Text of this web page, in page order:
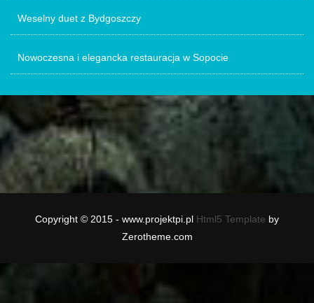
Weselny duet z Bydgoszczy
Nowoczesna i elegancka restauracja w Sopocie
Copyright © 2015 - www.projektpi.pl Html5 Template by
Zerotheme.com